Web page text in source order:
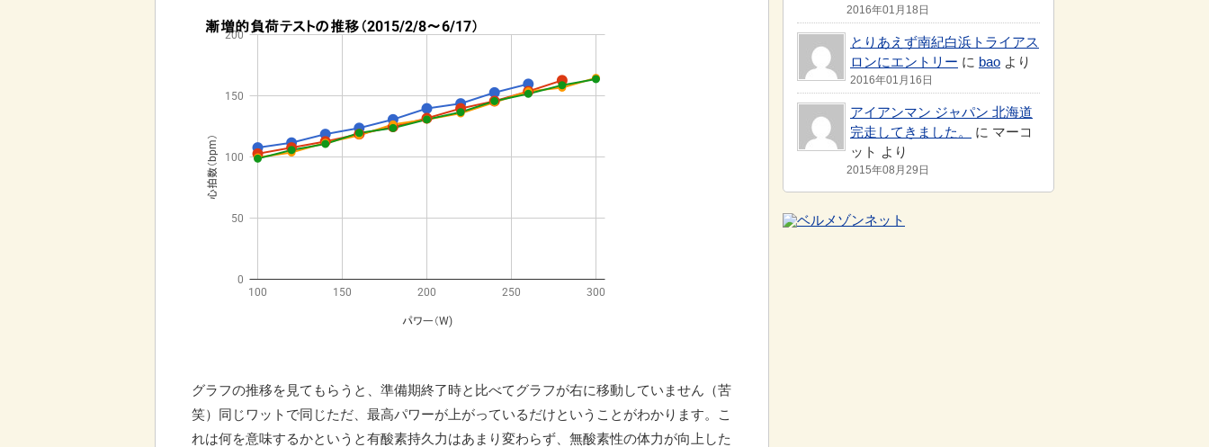
グラフの推移を見てもらうと、準備期終了時と比べてグラフが右に移動していません（苦
笑）同じワットで同じただ、最高パワーが上がっているだけということがわかります。こ
れは何を意味するかというと有酸素持久力はあまり変わらず、無酸素性の体力が向上した
2016年01月18日
とりあえず南紀白浜トライアス
ロンにエントリー に bao より
2016年01月16日
アイアンマン ジャパン 北海道
完走してきました。
に マーコ
ット より
2015年08月29日